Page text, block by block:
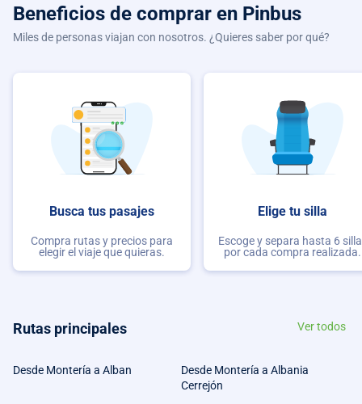
Beneficios de comprar en Pinbus
Miles de personas viajan con nosotros. ¿Quieres saber por qué?
Busca tus pasajes
Compra rutas y precios para
elegir el viaje que quieras.
Elige tu silla
Escoge y separa hasta 6
por cada compra realizada.
Rutas principales Ver todos
Desde Montería a Alban
Desde Montería a Albania
Cerrejón